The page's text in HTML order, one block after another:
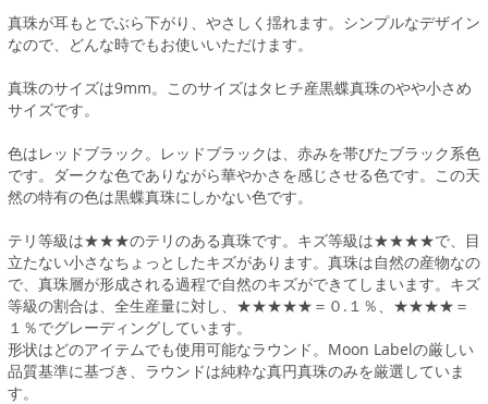
真珠が耳もとでぶら下がり、やさしく揺れます。シンプルなデザイン
なので、どんな時でもお使いいただけます。
真珠のサイズは9mm。このサイズはタヒチ産黒蝶真珠のやや小さめ
サイズです。
色はレッドブラック。レッドブラックは、赤みを帯びたブラック系色
です。ダークな色でありながら華やかさを感じさせる色です。この天
然の特有の色は黒蝶真珠にしかない色です。
テリ等級は★★★のテリのある真珠です。キズ等級は★★★★で、目
立たない小さなちょっとしたキズがあります。真珠は自然の産物なの
で、真珠層が形成される過程で自然のキズができてしまいます。キズ
等級の割合は、全生産量に対し、★★★★★＝０.１％、★★★★＝
１％でグレーディングしています。
形状はどのアイテムでも使用可能なラウンド。Moon Labelの厳しい
品質基準に基づき、ラウンドは純粋な真円真珠のみを厳選していま
す。